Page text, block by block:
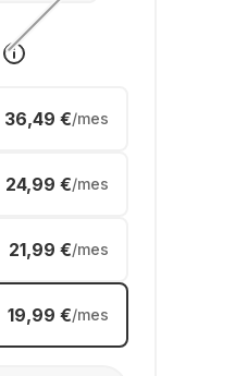
36,49 €/mes
24,99 €/mes
21,99 €/mes
19,99 €/mes